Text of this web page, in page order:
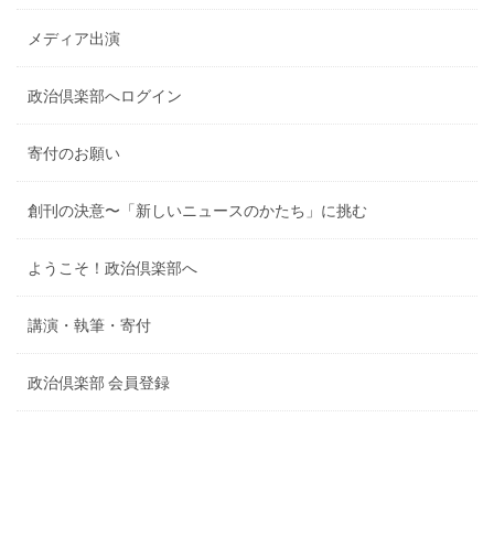
メディア出演
政治倶楽部へログイン
寄付のお願い
創刊の決意〜「新しいニュースのかたち」に挑む
ようこそ！政治倶楽部へ
講演・執筆・寄付
政治倶楽部 会員登録